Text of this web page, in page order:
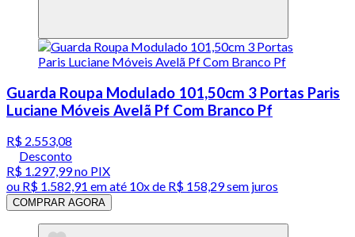
Guarda Roupa Modulado 101,50cm 3 Portas Paris
Luciane Móveis Avelã Pf Com Branco Pf
R$ 2.553,08
Desconto
R$ 1.297,99no PIX
ou R$ 1.582,91 em até 10x de R$ 158,29 sem juros
COMPRAR AGORA